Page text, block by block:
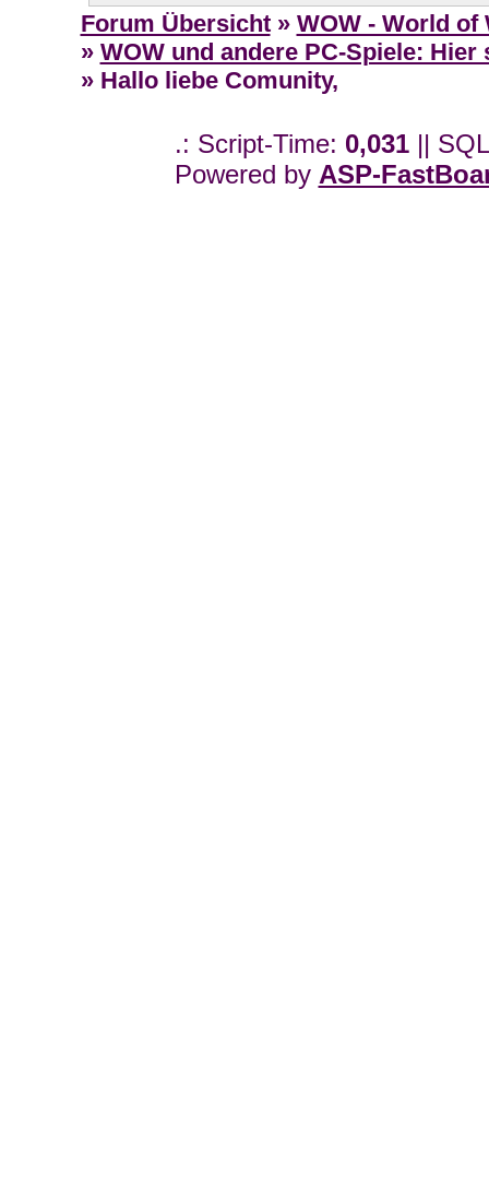
Forum Übersicht » WOW - World of
» WOW und andere PC-Spiele:
» Hallo liebe Comunity,
.: Script-Time: 0,031||
Powered by ASP-